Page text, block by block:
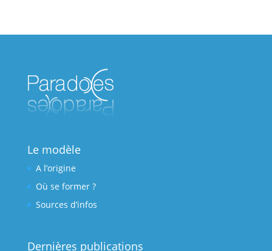
Le modèle
A l’origine
Où se former ?
Sources d’infos
Dernières publications